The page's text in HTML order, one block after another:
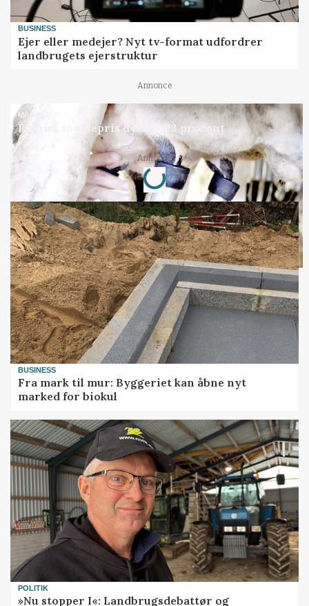
BUSINESS
Ejer eller medejer? Nyt tv-format udfordrer
landbrugets ejerstruktur
Annonce
MARKED
Russisk mælkepris dykker 23 procent
Annonce
Loading...
BUSINESS
Fra mark til mur: Byggeriet kan åbne nyt
marked for biokul
POLITIK
»Nu stopper I«: Landbrugsdebattør og